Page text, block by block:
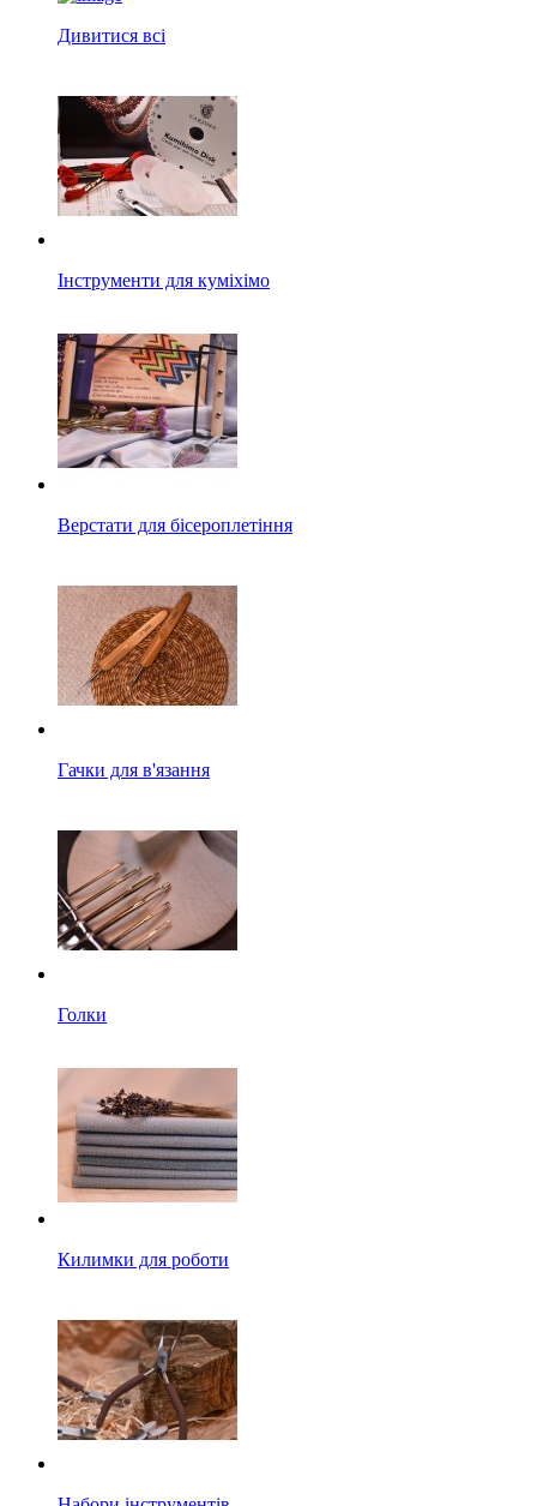
Дивитися всі
Інструменти для куміхімо
Верстати для бісероплетіння
Гачки для в'язання
Голки
Килимки для роботи